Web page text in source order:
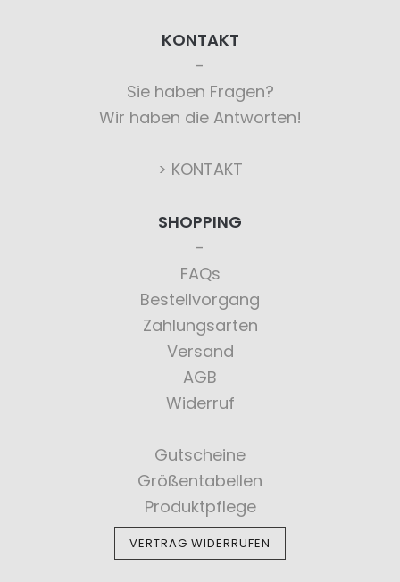
KONTAKT
Sie haben Fragen?
Wir haben die Antworten!
> KONTAKT
SHOPPING
FAQs
Bestellvorgang
Zahlungsarten
Versand
AGB
Widerruf
Gutscheine
Größentabellen
Produktpflege
VERTRAG WIDERRUFEN